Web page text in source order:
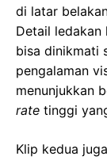
di latar
Detail ledakan
bisa dinikmati
pengalaman
menunjukkan
rate tinggi
Klip kedua